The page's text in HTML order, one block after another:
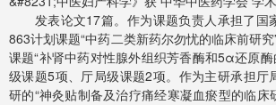
发表论文17篇。作为课题负责人承担了国
863计划课题“中药二类新药尔勿忧的临床前研
课题“补肾中药对性腺外组织芳香酶和5α还原
级课题5项、厅局级课题2项。作为主研承担厅
研的“神灸贴制备及治疗痛经寒凝血瘀型的临床